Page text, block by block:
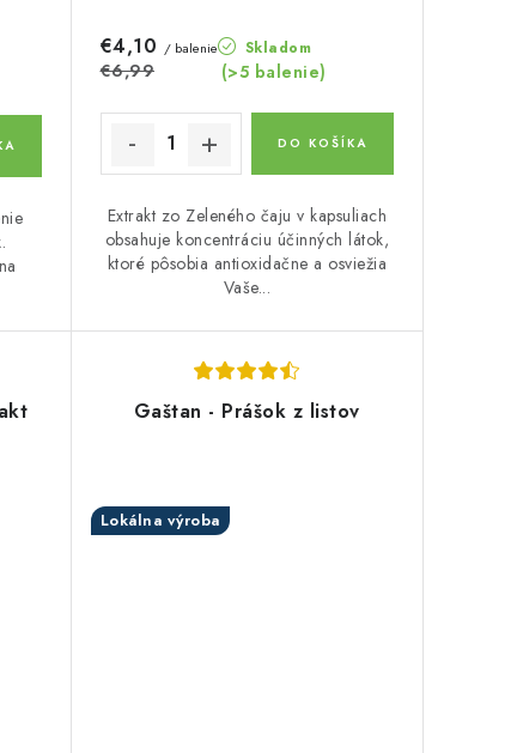
Skladom
(>5 balenie)
€4,10 / balenie
€6,99
DO KOŠÍKA
Extrakt zo Zeleného čaju v kapsuliach
obsahuje koncentráciu účinných látok,
ktoré pôsobia antioxidačne a osviežia
Vaše...
Gaštan - Prášok z listov
Lokálna výroba